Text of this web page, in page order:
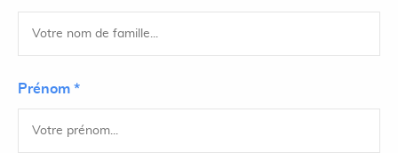
Prénom *